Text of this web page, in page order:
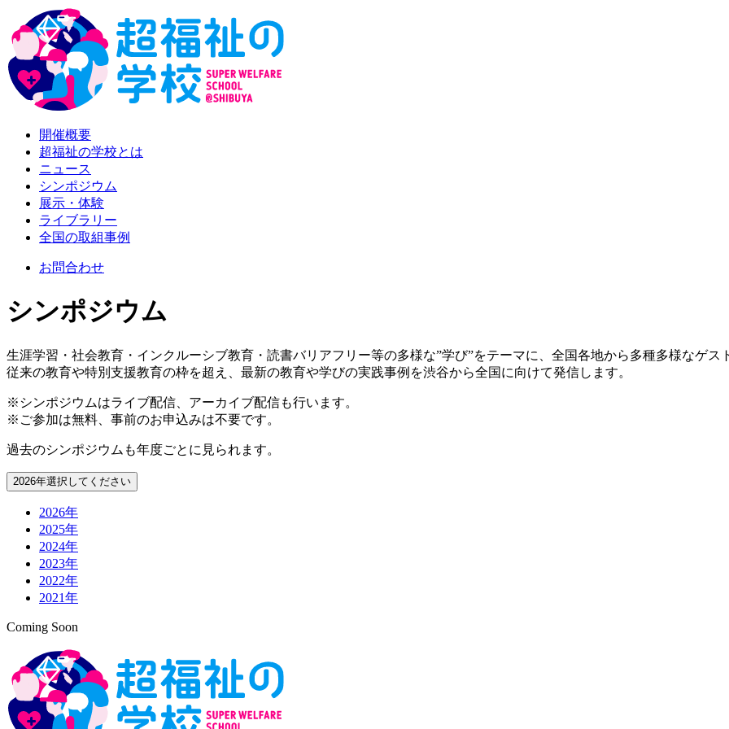
開催概要
超福祉の学校とは
ニュース
シンポジウム
展示・体験
ライブラリー
全国の取組事例
お問合わせ
シンポジウム
生涯学習・社会教育・インクルーシブ教育・読書バリアフリー等の多様な”学び”をテーマに、全国各地から多種多様なゲス
従来の教育や特別支援教育の枠を超え、最新の教育や学びの実践事例を渋谷から全国に向けて発信します。
※シンポジウムはライブ配信、アーカイブ配信も行います。
※ご参加は無料、事前のお申込みは不要です。
過去のシンポジウムも年度ごとに見られます。
2026年選択してください
2026年
2025年
2024年
2023年
2022年
2021年
Coming Soon